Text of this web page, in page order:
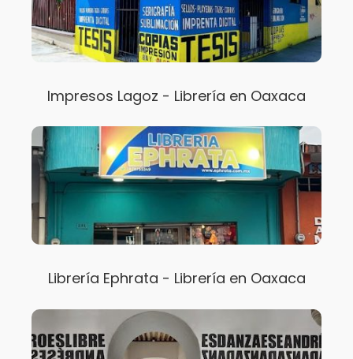
Impresos Lagoz - Librería en Oaxaca
Librería Ephrata - Librería en Oaxaca